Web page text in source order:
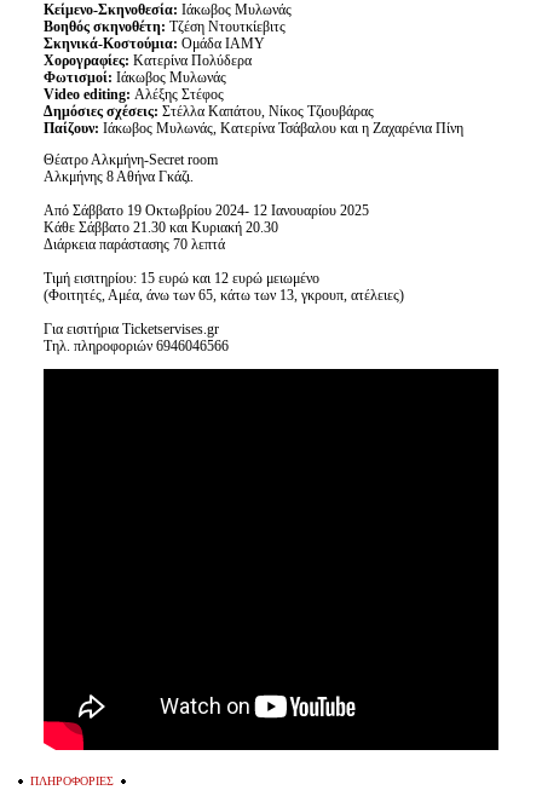
Κείμενο-Σκηνοθεσία: Ιάκωβος Μυλωνάς
Βοηθός σκηνοθέτη: Τζέση Ντουτκίεβιτς
Σκηνικά-Κοστούμια: Ομάδα ΙΑΜΥ
Χορογραφίες: Κατερίνα Πολύδερα
Φωτισμοί: Ιάκωβος Μυλωνάς
Video editing: Αλέξης Στέφος
Δημόσιες σχέσεις: Στέλλα Καπάτου, Νίκος Τζιουβάρας
Παίζουν: Ιάκωβος Μυλωνάς, Κατερίνα Τσάβαλου και η Ζαχαρένια Πίνη
Θέατρο Αλκμήνη-Secret room
Αλκμήνης 8 Αθήνα Γκάζι.
Από Σάββατο 19 Οκτωβρίου 2024- 12 Ιανουαρίου 2025
Κάθε Σάββατο 21.30 και Κυριακή 20.30
Διάρκεια παράστασης 70 λεπτά
Τιμή εισιτηρίου: 15 ευρώ και 12 ευρώ μειωμένο
(Φοιτητές, Αμέα, άνω των 65, κάτω των 13, γκρουπ, ατέλειες)
Για εισιτήρια Ticketservises.gr
Τηλ. πληροφοριών 6946046566
ΠΛΗΡΟΦΟΡΙΕΣ